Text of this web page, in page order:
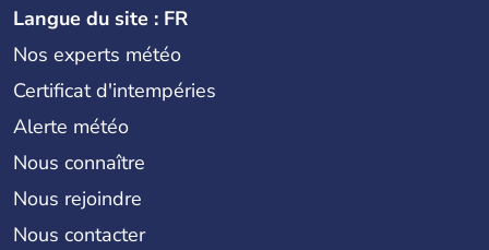
Langue du site : FR
Nos experts météo
Certificat d'intempéries
Alerte météo
Nous connaître
Nous rejoindre
Nous contacter